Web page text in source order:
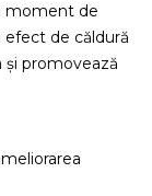
moment de
efect de căldură
promovează